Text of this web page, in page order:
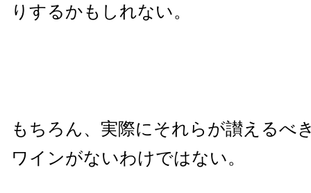
りするかもしれない。
もちろん、実際にそれらが讃えるべ
ワインがないわけではない。